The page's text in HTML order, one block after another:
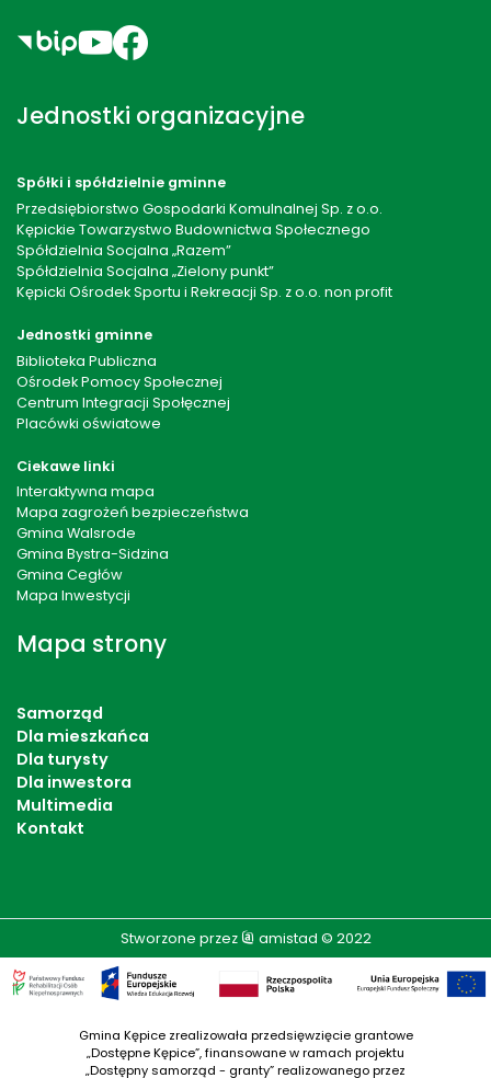
Jednostki organizacyjne
Spółki i spółdzielnie gminne
Przedsiębiorstwo Gospodarki Komulnalnej Sp. z o.o.
Kępickie Towarzystwo Budownictwa Społecznego
Spółdzielnia Socjalna „Razem”
Spółdzielnia Socjalna „Zielony punkt”
Kępicki Ośrodek Sportu i Rekreacji Sp. z o.o. non profit
Jednostki gminne
Biblioteka Publiczna
Ośrodek Pomocy Społecznej
Centrum Integracji Społęcznej
Placówki oświatowe
Ciekawe linki
Interaktywna mapa
Mapa zagrożeń bezpieczeństwa
Gmina Walsrode
Gmina Bystra-Sidzina
Gmina Cegłów
Mapa Inwestycji
Mapa strony
Samorząd
Dla mieszkańca
Dla turysty
Dla inwestora
Multimedia
Kontakt
Stworzone przez amistad © 2022
Gmina Kępice zrealizowała przedsięwzięcie grantowe
„Dostępne Kępice”, finansowane w ramach projektu
„Dostępny samorząd - granty” realizowanego przez